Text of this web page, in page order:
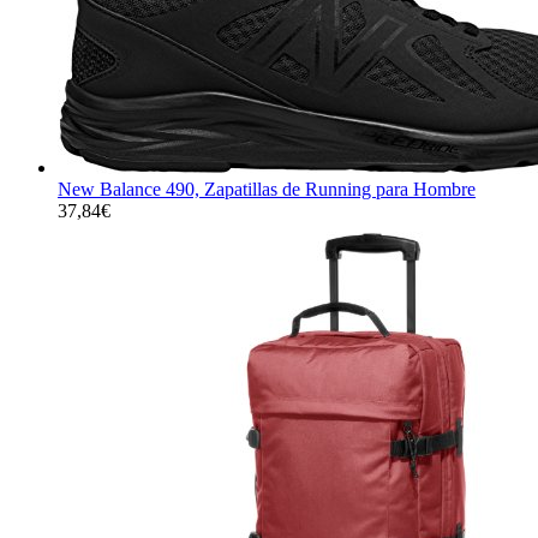
New Balance 490, Zapatillas de Running para Hombre
37,84€